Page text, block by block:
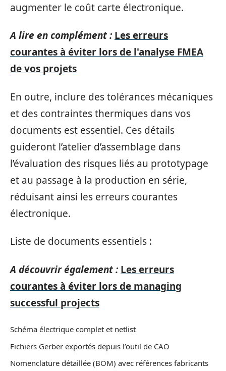
augmenter le coût carte électronique.
A lire en complément : Les erreurs
courantes à éviter lors de l'analyse FMEA
de vos projets
En outre, inclure des tolérances mécaniques
et des contraintes thermiques dans vos
documents est essentiel. Ces détails
guideront l’atelier d’assemblage dans
l’évaluation des risques liés au prototypage
et au passage à la production en série,
réduisant ainsi les erreurs courantes
électronique.
Liste de documents essentiels :
A découvrir également : Les erreurs
courantes à éviter lors de managing
successful projects
Schéma électrique complet et netlist
Fichiers Gerber exportés depuis l’outil de CAO
Nomenclature détaillée (BOM) avec références fabricants